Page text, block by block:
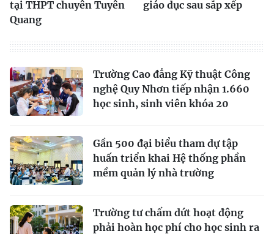
tại THPT chuyên Tuyên
Quang
giáo dục sau sắp xếp
Trường Cao đẳng Kỹ thuật Công
nghệ Quy Nhơn tiếp nhận 1.660
học sinh, sinh viên khóa 20
Gần 500 đại biểu tham dự tập
huấn triển khai Hệ thống phần
mềm quản lý nhà trường
Trường tư chấm dứt hoạt động
phải hoàn học phí cho học sinh ra